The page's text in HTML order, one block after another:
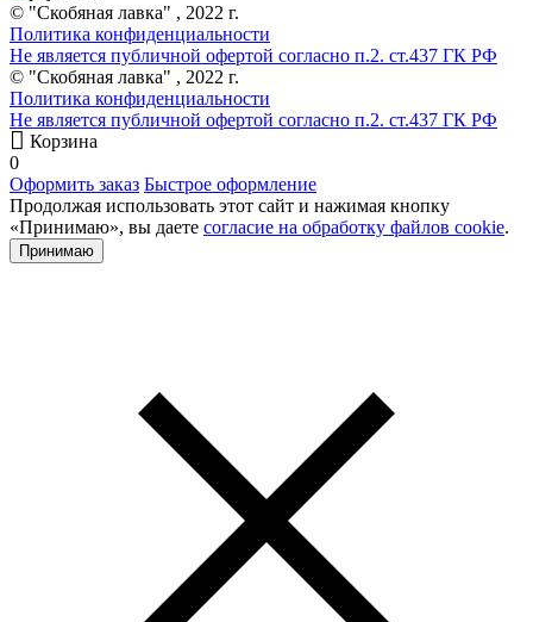
© "Скобяная лавка" , 2022 г.
Политика конфиденциальности
Не является публичной офертой согласно п.2. ст.437 ГК РФ
© "Скобяная лавка" , 2022 г.
Политика конфиденциальности
Не является публичной офертой согласно п.2. ст.437 ГК РФ
Корзина
0
Оформить заказ Быстрое оформление
Продолжая использовать этот сайт и нажимая кнопку
«Принимаю», вы даете согласие на обработку файлов cookie.
Принимаю